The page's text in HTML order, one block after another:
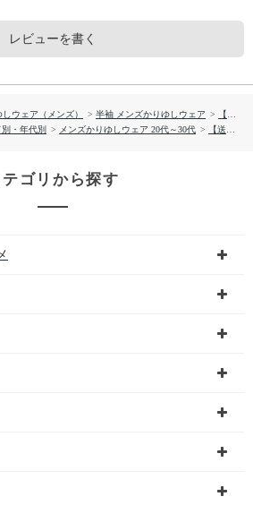
レビューを書く
ウェア（メンズ） > 半袖 メンズかりゆしウェア >
【送料無料】衿はみ出し柄 かりゆしウェア P-SAT1809
・年代別 > メンズかりゆしウェア 20代～30代 > 【送料無料】衿はみ出し柄 かりゆしウェア P-SAT1809
テゴリから探す